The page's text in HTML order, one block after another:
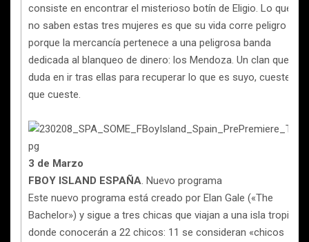
consiste en encontrar el misterioso botín de Eligio. Lo que
no saben estas tres mujeres es que su vida corre peligro
porque la mercancía pertenece a una peligrosa banda
dedicada al blanqueo de dinero: los Mendoza. Un clan que no
duda en ir tras ellas para recuperar lo que es suyo, cueste lo
que cueste.
3 de Marzo
FBOY ISLAND ESPAÑA. Nuevo programa
Este nuevo programa está creado por Elan Gale («The
Bachelor») y sigue a tres chicas que viajan a una isla tropical
donde conocerán a 22 chicos: 11 se consideran «chicos